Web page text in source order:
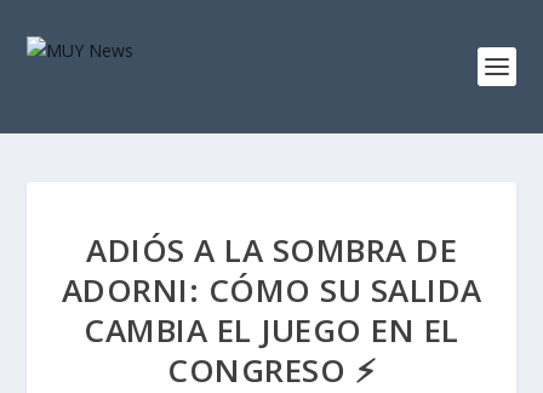
ADIÓS A LA SOMBRA DE
ADORNI: CÓMO SU SALIDA
CAMBIA EL JUEGO EN EL
CONGRESO ⚡